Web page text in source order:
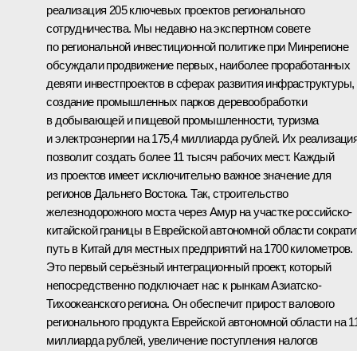
реализация 205 ключевых проектов регионального
сотрудничества. Мы недавно на экспертном совете
по региональной инвестиционной политике при Минрегионе
обсуждали продвижение первых, наиболее проработанных
девяти инвестпроектов в сферах развития инфраструктуры,
создание промышленных парков деревообработки
в добывающей и пищевой промышленности, туризма
и электроэнергии на 175,4 миллиарда рублей. Их
позволит создать более 11 тысяч рабочих мест. Каждый
из проектов имеет исключительно важное значение для
регионов Дальнего Востока. Так, строительство
железнодорожного моста через Амур на участке российско-
китайской границы в Еврейской автономной области
путь в Китай для местных предприятий на 1700 километров.
Это первый серьёзный интеграционный проект, который
непосредственно подключает нас к рынкам Азиатско-
Тихоокеанского региона. Он обеспечит прирост валового
регионального продукта Еврейской автономной области на
миллиарда рублей, увеличение поступления налогов